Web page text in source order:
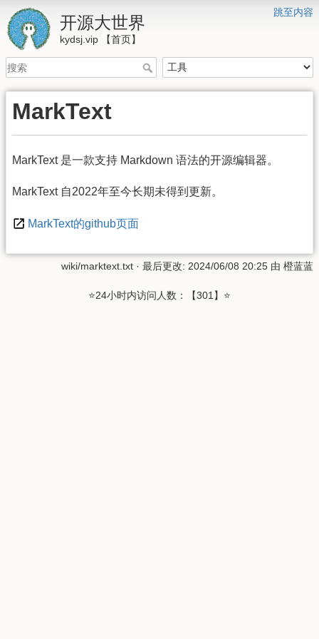
跳至内容
开源大世界
kydsj.vip 【首页】
MarkText
MarkText 是一款支持 Markdown 语法的开源编辑器。
MarkText 自2022年至今长期未得到更新。
MarkText的github页面
wiki/marktext.txt · 最后更改: 2024/06/08 20:25 由 橙蓝蓝
⭐24小时内访问人数：【301】⭐